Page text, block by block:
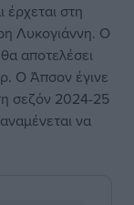
στη
Λυκογιάννη. Ο
αποτελέσει
Ο Άπσον έγινε
σεζόν 2024-25
να